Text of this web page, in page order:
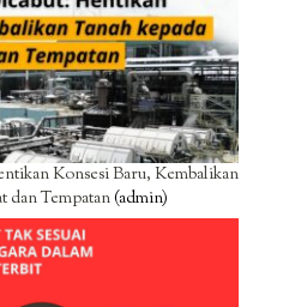
Konsesi Baru, Kembalikan
dan Tempatan(admin)